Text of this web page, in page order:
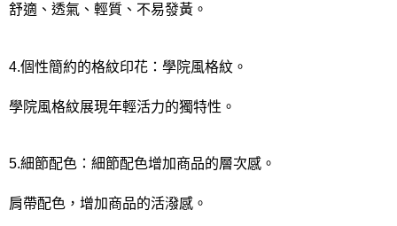
舒適、透氣、輕質、不易發黃。
4.個性簡約的格紋印花：學院風格紋。
學院風格紋展現年輕活力的獨特性。
5.細節配色：細節配色增加商品的層次感。
肩帶配色，增加商品的活潑感。